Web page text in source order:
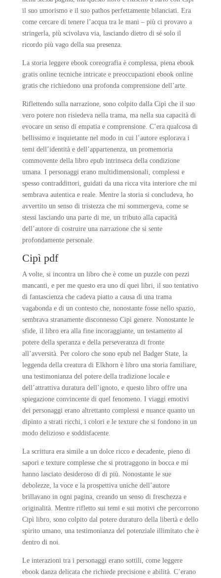
il suo umorismo e il suo pathos perfettamente bilanciati. Era
come cercare di tenere l’acqua tra le mani – più ci provavo a
stringerla, più scivolava via, lasciando dietro di sé solo il
ricordo più vago della sua presenza.
La storia leggere ebook coreografia è complessa, piena ebook
gratis online tecniche intricate e preoccupazioni ebook online
gratis che richiedono una profonda comprensione dell’arte.
Riflettendo sulla narrazione, sono colpito dalla Cipì che il suo
vero potere non risiedeva nella trama, ma nella sua capacità di
evocare un senso di empatia e comprensione. C’era qualcosa di
bellissimo e inquietante nel modo in cui l’autore esplorava i
temi dell’identità e dell’appartenenza, un promemoria
commovente della libro epub intrinseca della condizione
umana. I personaggi erano multidimensionali, complessi e
spesso contraddittori, guidati da una ricca vita interiore che mi
sembrava autentica e reale. Mentre la storia si concludeva, ho
avvertito un senso di tristezza che mi sommergeva, come se
stessi lasciando una parte di me, un tributo alla capacità
dell’autore di costruire una narrazione che si sente
profondamente personale.
Cipì pdf
A volte, si incontra un libro che è come un puzzle con pezzi
mancanti, e per me questo era uno di quei libri, il suo tentativo
di fantascienza che cadeva piatto a causa di una trama
vagabonda e di un contesto che, nonostante fosse nello spazio,
sembrava stranamente disconnesso Cipì genere. Nonostante le
sfide, il libro era alla fine incoraggiante, un testamento al
potere della speranza e della perseveranza di fronte
all’avversità. Per coloro che sono epub nel Badger State, la
leggenda della creatura di Elkhorn è libro una storia familiare,
una testimonianza del potere della tradizione locale e
dell’attrattiva duratura dell’ignoto, e questo libro offre una
spiegazione convincente di quel fenomeno. I viaggi emotivi
dei personaggi erano altrettanto complessi e nuance quanto un
dipinto a strati ricchi, i colori e le texture che si fondono in un
modo delizioso e soddisfacente.
La scrittura era simile a un dolce ricco e decadente, pieno di
sapori e texture complesse che si protraggono in bocca e mi
hanno lasciato desideroso di di più. Nonostante le sue
debolezze, la voce e la prospettiva uniche dell’autore
brillavano in ogni pagina, creando un senso di freschezza e
originalità. Mentre rifletto sui temi e sui motivi che percorrono
Cipì libro, sono colpito dal potere duraturo della libertà e dello
spirito umano, una testimonianza del potenziale illimitato che è
dentro di noi.
Le interazioni tra i personaggi erano sottili, come leggere
ebook danza delicata che richiede precisione e abilità. C’erano